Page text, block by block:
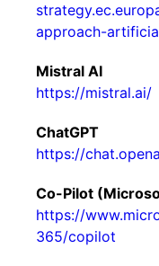
approach-
Mistral AI
https://mistral.ai/
ChatGPT
https://
Co-Pilot
https://
365/copilot